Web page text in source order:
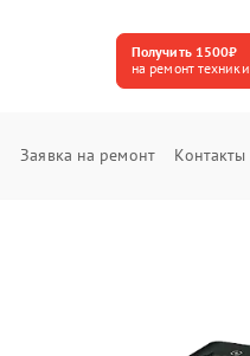
Получить 1500₽
на ремонт техники
Заявка на ремонт Контакты